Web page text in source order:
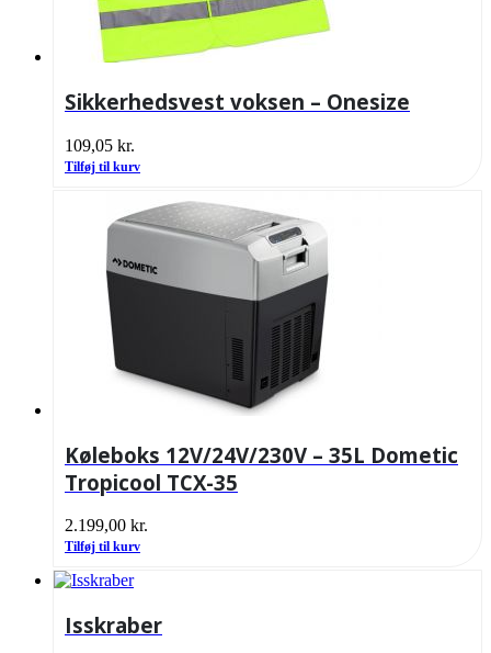
Sikkerhedsvest voksen – Onesize
109,05 kr.
Tilføj til kurv
Køleboks 12V/24V/230V – 35L Dometic
Tropicool TCX-35
2.199,00 kr.
Tilføj til kurv
Isskraber